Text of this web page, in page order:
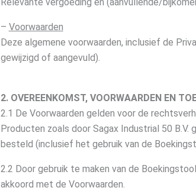
– Voorwaarden
Deze algemene voorwaarden, inclusief de
gewijzigd of aangevuld).
2. OVEREENKOMST, VOORWAARDEN EN
2.1 De Voorwaarden gelden voor de
Producten zoals door Sagax Industrial 50
besteld (inclusief het gebruik van de
2.2 Door gebruik te maken van de
akkoord met de Voorwaarden.